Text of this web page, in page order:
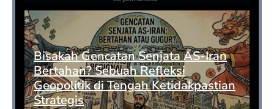
Bisakah Gencatan Senjata AS-Iran
Bertahan? Sebuah Refleksi
Geopolitik di Tengah Ketidakpastian
Strategis